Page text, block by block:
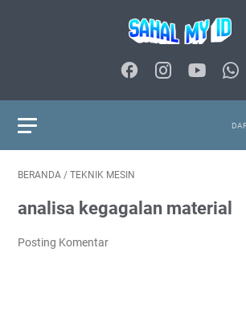
BERANDA / TEKNIK MESIN
analisa kegagalan material
Posting Komentar